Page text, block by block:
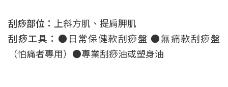
刮痧部位： 上斜方肌、提肩胛肌
刮痧工具： ●日常保健款刮痧盤 ●無痛款刮痧盤
（怕痛者專用）●專業刮痧油或塑身油